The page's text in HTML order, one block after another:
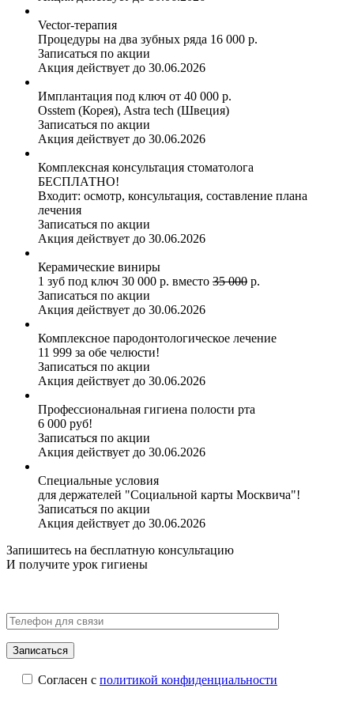
Vector-терапия
Процедуры на два зубных ряда 16 000 р.
Записаться по акции
Акция действует до 30.06.2026
Имплантация под ключ от 40 000 р.
Osstem (Корея), Astra tech (Швеция)
Записаться по акции
Акция действует до 30.06.2026
Комплексная консультация стоматолога
БЕСПЛАТНО!
Входит: осмотр, консультация, составление плана
лечения
Записаться по акции
Акция действует до 30.06.2026
Керамические виниры
1 зуб под ключ 30 000 р. вместо 35 000 р.
Записаться по акции
Акция действует до 30.06.2026
Комплексное пародонтологическое лечение
11 999 за обе челюсти!
Записаться по акции
Акция действует до 30.06.2026
Профессиональная гигиена полости рта
6 000 руб!
Записаться по акции
Акция действует до 30.06.2026
Специальные условия
для держателей "Социальной карты Москвича"!
Записаться по акции
Акция действует до 30.06.2026
Запишитесь на бесплатную консультацию
И получите урок гигиены
Согласен с политикой конфиденциальности